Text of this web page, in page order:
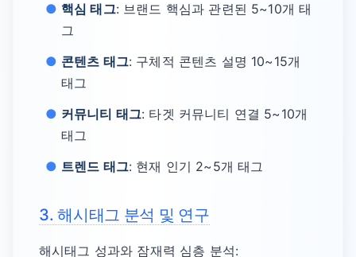
핵심 태그: 브랜드 핵심과 관련된 5~10개 태
그
콘텐츠 태그: 구체적 콘텐츠 설명 10~15개
태그
커뮤니티 태그: 타겟 커뮤니티 연결 5~10개
태그
트렌드 태그: 현재 인기 2~5개 태그
3. 해시태그 분석 및 연구
해시태그 성과와 잠재력 심층 분석: